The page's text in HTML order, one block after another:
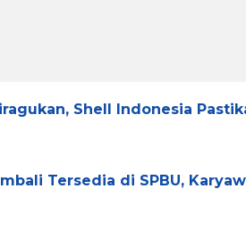
Shell Indonesia
Tersedia di SPBU,